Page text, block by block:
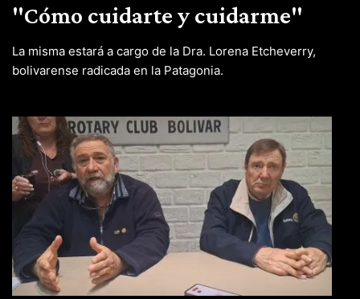
"Cómo cuidarte y cuidarme"
La misma estará a cargo de la Dra. Lorena Etcheverry,
bolivarense radicada en la Patagonia.